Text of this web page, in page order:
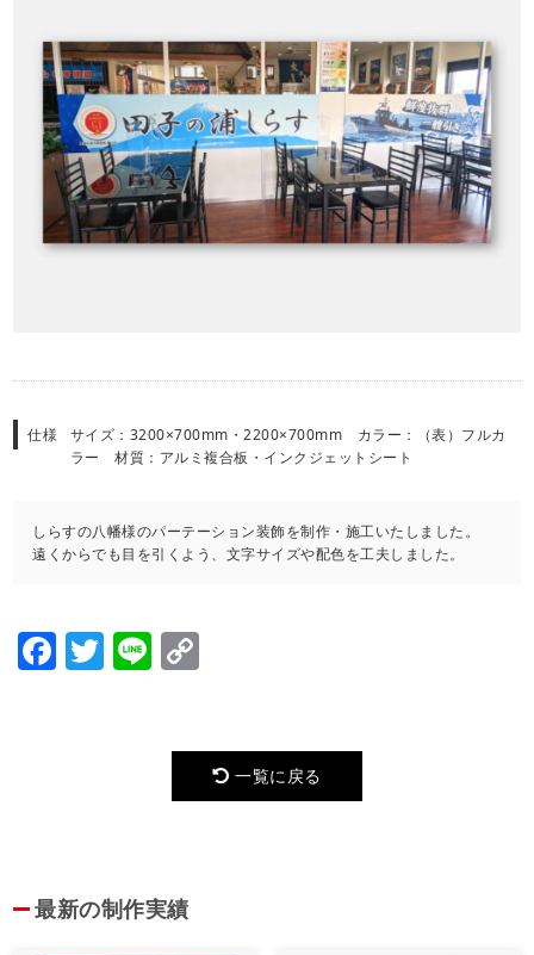
仕様
サイズ：3200×700mm・2200×700mm カラー：（表）フルカ
ラー 材質：アルミ複合板・インクジェットシート
しらすの八幡様のパーテーション装飾を制作・施工いたしました。
遠くからでも目を引くよう、文字サイズや配色を工夫しました。
Facebook
Twitter
Line
一覧に戻る
最新の制作実績